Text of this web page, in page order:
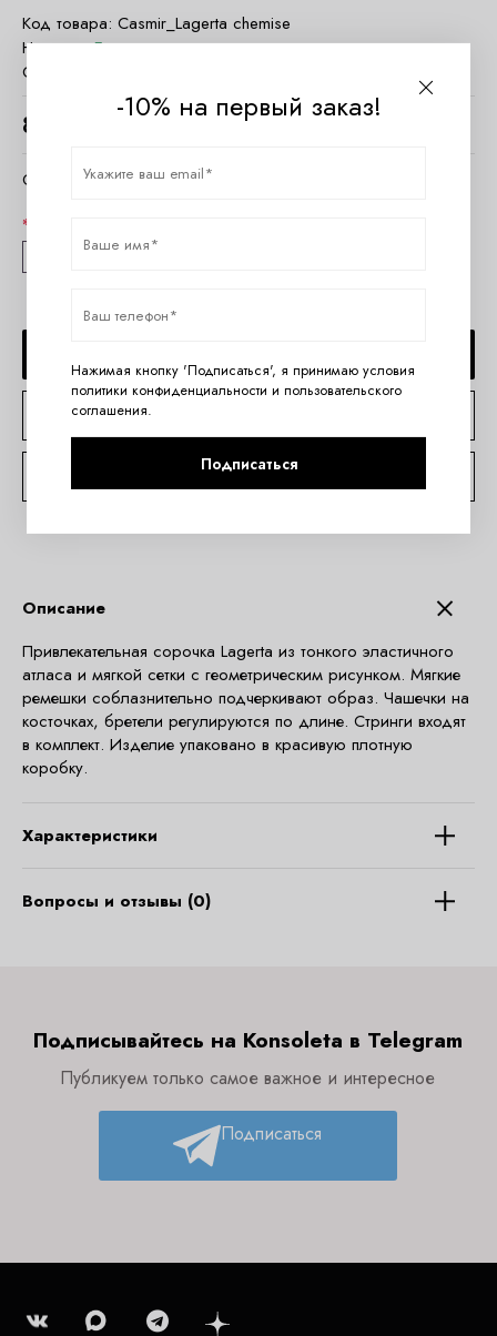
Код товара: Casmir_Lagerta chemise
Наличие:Есть в наличии
Страна:
8160
Очистить параметры
КОНСУЛЬТАЦИЯ ПО TELEGRAM
Описание
Привлекательная сорочка Lagerta из тонкого эластичного
атласа и мягкой сетки с геометрическим рисунком. Мягкие
ремешки соблазнительно подчеркивают образ. Чашечки на
косточках, бретели регулируются по длине. Стринги входят
в комплект. Изделие упаковано в красивую плотную
коробку.
Характеристики
Вопросы и отзывы (0)
Подписывайтесь на Konsoleta в Telegram
Публикуем только самое важное и интересное
Подписаться
-10% на первый заказ!
Нажимая кнопку 'Подписаться', я принимаю условия
политики конфиденциальности и пользовательского
соглашения.
Подписаться